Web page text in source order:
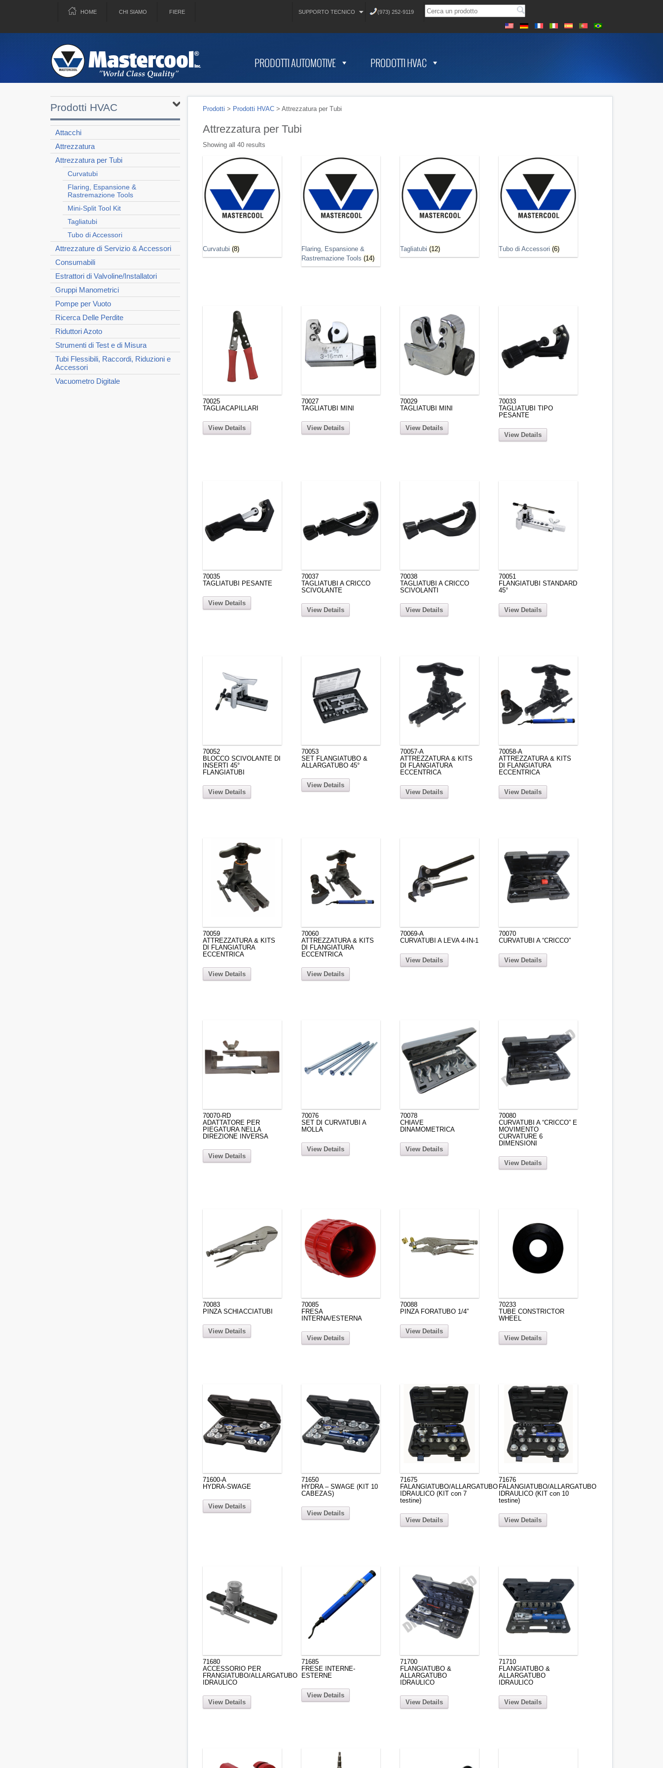
HOME CHI SIAMO FIERE SUPPORTO TECNICO (973) 252-9119
PRODOTTI AUTOMOTIVE PRODOTTI HVAC
Prodotti HVAC
Attacchi
Attrezzatura
Attrezzatura per Tubi
Curvatubi
Flaring, Espansione &
Rastremazione Tools
Mini-Split Tool Kit
Tagliatubi
Tubo di Accessori
Attrezzature di Servizio & Accessori
Consumabili
Estrattori di Valvoline/Installatori
Gruppi Manometrici
Pompe per Vuoto
Ricerca Delle Perdite
Riduttori Azoto
Strumenti di Test e di Misura
Tubi Flessibili, Raccordi, Riduzioni e
Accessori
Vacuometro Digitale
Prodotti > Prodotti HVAC> Attrezzatura per Tubi
Attrezzatura per Tubi
Showing all 40 results
Curvatubi (8)
Flaring, Espansione &
Rastremazione Tools (14)
Tagliatubi (12) Tubo di Accessori (6)
70025
TAGLIACAPILLARI
View Details
70027
TAGLIATUBI MINI
View Details
70029
TAGLIATUBI MINI
View Details
70033
TAGLIATUBI TIPO
PESANTE
View Details
70035
TAGLIATUBI PESANTE
View Details
70037
TAGLIATUBI A CRICCO
SCIVOLANTE
View Details
70038
TAGLIATUBI A CRICCO
SCIVOLANTI
View Details
70051
FLANGIATUBI STANDARD
45°
View Details
70052
BLOCCO SCIVOLANTE DI
INSERTI 45°
FLANGIATUBI
View Details
70053
SET FLANGIATUBO &
ALLARGATUBO 45°
View Details
70057-A
ATTREZZATURA & KITS
DI FLANGIATURA
ECCENTRICA
View Details
70058-A
ATTREZZATURA & KITS
DI FLANGIATURA
ECCENTRICA
View Details
70059
ATTREZZATURA & KITS
DI FLANGIATURA
ECCENTRICA
View Details
70060
ATTREZZATURA & KITS
DI FLANGIATURA
ECCENTRICA
View Details
70069-A
CURVATUBI A LEVA 4-IN-1
View Details
70070
CURVATUBI A “CRICCO”
View Details
70070-RD
ADATTATORE PER
PIEGATURA NELLA
DIREZIONE INVERSA
View Details
70076
SET DI CURVATUBI A
MOLLA
View Details
70078
CHIAVE
DINAMOMETRICA
View Details
70080
CURVATUBI A “CRICCO” E
MOVIMENTO
CURVATURE 6
DIMENSIONI
View Details
70083
PINZA SCHIACCIATUBI
View Details
70085
FRESA
INTERNA/ESTERNA
View Details
70088
PINZA FORATUBO 1/4”
View Details
70233
TUBE CONSTRICTOR
WHEEL
View Details
71600-A
HYDRA-SWAGE
View Details
71650
HYDRA – SWAGE (KIT 10
CABEZAS)
View Details
71675
FALANGIATUBO/ALLARGATUBO
IDRAULICO (KIT con 7
testine)
View Details
71676
FALANGIATUBO/ALLARGATUBO
IDRAULICO (KIT con 10
testine)
View Details
71680
ACCESSORIO PER
FRANGIATUBO/ALLARGATUBO
IDRAULICO
View Details
71685
FRESE INTERNE-
ESTERNE
View Details
71700
FLANGIATUBO &
ALLARGATUBO
IDRAULICO
View Details
71710
FLANGIATUBO &
ALLARGATUBO
IDRAULICO
View Details